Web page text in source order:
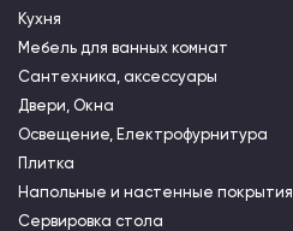
Кухня
Мебель для ванных комнат
Сантехника, аксессуары
Двери, Окна
Освещение, Електрофурнитура
Плитка
Напольные и настенные покрытия
Сервировка стола